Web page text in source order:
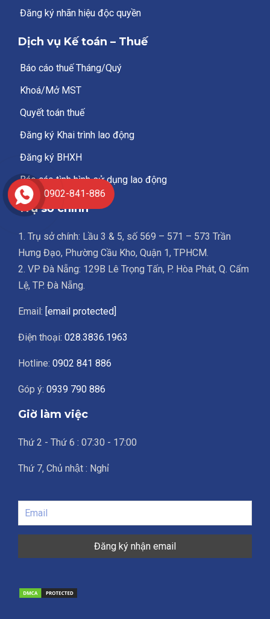
Đăng ký nhãn hiệu độc quyền
Dịch vụ Kế toán – Thuế
Báo cáo thuế Tháng/Quý
Khoá/Mở MST
Quyết toán thuế
Đăng ký Khai trình lao động
Đăng ký BHXH
Báo cáo tình hình sử dụng lao động
Trụ sở chính
1. Trụ sở chính: Lầu 3 & 5, số 569 – 571 – 573 Trần
Hưng Đạo, Phường Cầu Kho, Quận 1, TPHCM.
2. VP Đà Nẵng: 129B Lê Trọng Tấn, P. Hòa Phát, Q. Cẩm
Lệ, TP. Đà Nẵng.
Email: [email protected]
Điện thoại: 028.3836.1963
Hotline: 0902 841 886
Góp ý: 0939 790 886
Giờ làm việc
Thứ 2 - Thứ 6 : 07:30 - 17:00
Thứ 7, Chủ nhật : Nghỉ
0902-841-886